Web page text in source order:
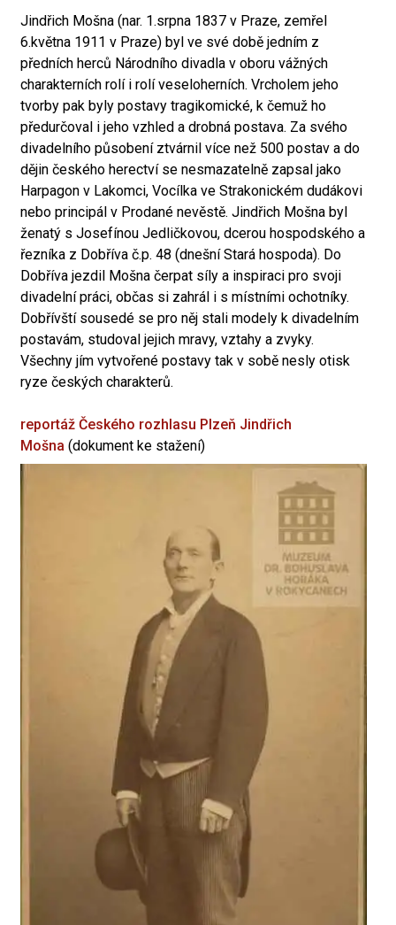
Jindřich Mošna (nar. 1.srpna 1837 v Praze, zemřel
6.května 1911 v Praze) byl ve své době jedním z
předních herců Národního divadla v oboru vážných
charakterních rolí i rolí veseloherních. Vrcholem jeho
tvorby pak byly postavy tragikomické, k čemuž ho
předurčoval i jeho vzhled a drobná postava. Za svého
divadelního působení ztvárnil více než 500 postav a do
dějin českého herectví se nesmazatelně zapsal jako
Harpagon v Lakomci, Vocílka ve Strakonickém dudákovi
nebo principál v Prodané nevěstě. Jindřich Mošna byl
ženatý s Josefínou Jedličkovou, dcerou hospodského a
řezníka z Dobříva č.p. 48 (dnešní Stará hospoda). Do
Dobříva jezdil Mošna čerpat síly a inspiraci pro svoji
divadelní práci, občas si zahrál i s místními ochotníky.
Dobřívští sousedé se pro něj stali modely k divadelním
postavám, studoval jejich mravy, vztahy a zvyky.
Všechny jím vytvořené postavy tak v sobě nesly otisk
ryze českých charakterů.
reportáž Českého rozhlasu Plzeň Jindřich
Mošna (dokument ke stažení)